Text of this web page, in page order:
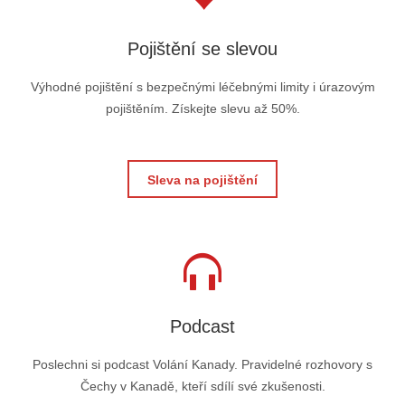
Pojištění se slevou
Výhodné pojištění s bezpečnými léčebnými limity i úrazovým
pojištěním. Získejte slevu až 50%.
Sleva na pojištění
Podcast
Poslechni si podcast Volání Kanady. Pravidelné rozhovory s
Čechy v Kanadě, kteří sdílí své zkušenosti.